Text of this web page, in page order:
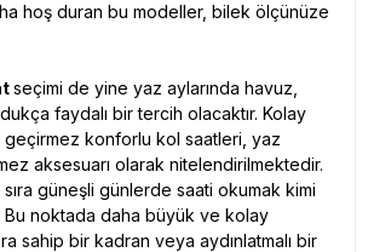
hoş duran bu modeller, bilek ölçünüze
seçimi de yine yaz aylarında havuz,
faydalı bir tercih olacaktır. Kolay
geçirmez konforlu kol saatleri, yaz
aksesuarı olarak nitelendirilmektedir.
sıra güneşli günlerde saati okumak kimi
Bu noktada daha büyük ve kolay
sahip bir kadran veya aydınlatmalı bir